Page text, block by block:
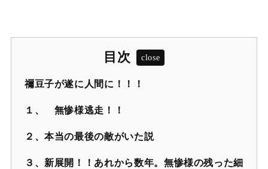
目次
禰豆子が遂に人間に！！！
１、 無惨様逃走！！
２、本当の最後の敵がいた説
３、新展開！！あれから数年。無惨様の残った細